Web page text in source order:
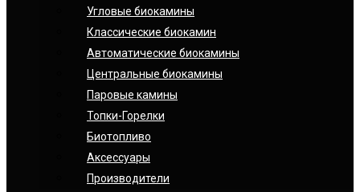
Угловые биокамины
Классические биокамин
Автоматические биокамины
Центральные биокамины
Паровые камины
Топки-Горелки
Биотопливо
Аксессуары
Производители